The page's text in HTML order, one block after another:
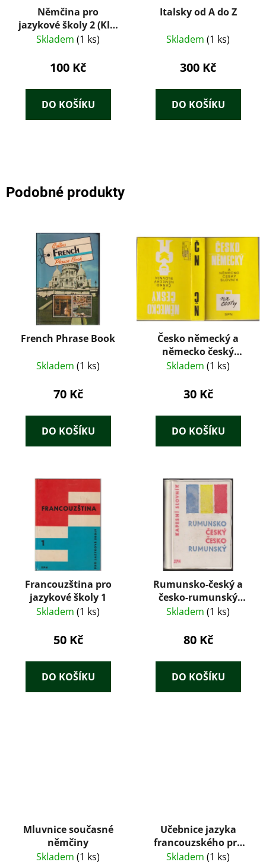
Němčina pro
jazykové školy 2 (Klíč
ke cvičením v
Skladem (1 ks)
100 Kč
DO KOŠÍKU
Italsky od A do Z
Skladem (1 ks)
300 Kč
DO KOŠÍKU
Podobné produkty
French Phrase Book
Skladem (1 ks)
70 Kč
DO KOŠÍKU
Česko německý a
německo český
slovník na cesty
Skladem (1 ks)
30 Kč
DO KOŠÍKU
Francouzština pro
jazykové školy 1
Skladem (1 ks)
50 Kč
DO KOŠÍKU
Rumunsko-český a
česko-rumunský
kapesní slovník
Skladem (1 ks)
80 Kč
DO KOŠÍKU
Mluvnice současné
němčiny
Skladem (1 ks)
Učebnice jazyka
francouzského pro
první a druhou třídu
Skladem (1 ks)